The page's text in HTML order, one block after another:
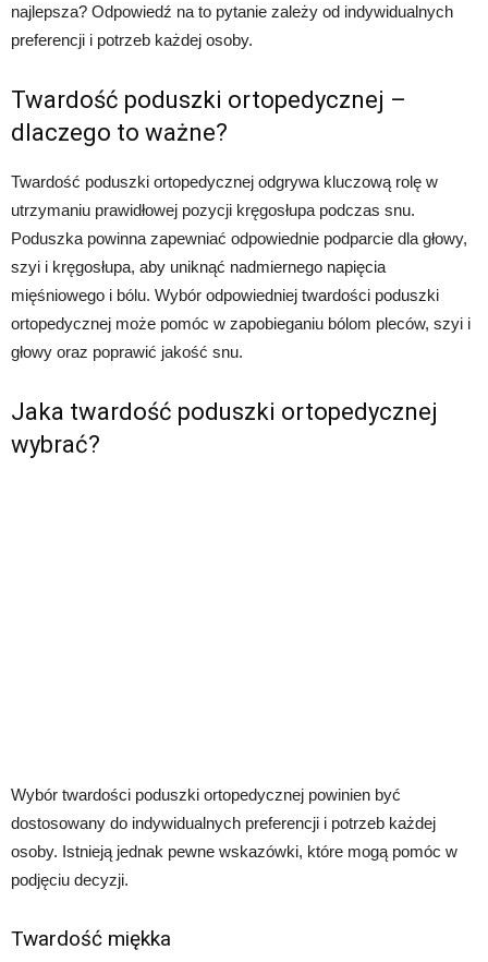
najlepsza? Odpowiedź na to pytanie zależy od indywidualnych
preferencji i potrzeb każdej osoby.
Twardość poduszki ortopedycznej –
dlaczego to ważne?
Twardość poduszki ortopedycznej odgrywa kluczową rolę w
utrzymaniu prawidłowej pozycji kręgosłupa podczas snu.
Poduszka powinna zapewniać odpowiednie podparcie dla głowy,
szyi i kręgosłupa, aby uniknąć nadmiernego napięcia
mięśniowego i bólu. Wybór odpowiedniej twardości poduszki
ortopedycznej może pomóc w zapobieganiu bólom pleców, szyi i
głowy oraz poprawić jakość snu.
Jaka twardość poduszki ortopedycznej
wybrać?
Wybór twardości poduszki ortopedycznej powinien być
dostosowany do indywidualnych preferencji i potrzeb każdej
osoby. Istnieją jednak pewne wskazówki, które mogą pomóc w
podjęciu decyzji.
Twardość miękka